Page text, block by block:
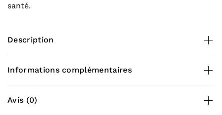
santé.
Description
Conseils d’utilisation
après-shampoing ou masque préféré et utilisez
Informations complémentaires
Poids
Avis (0)